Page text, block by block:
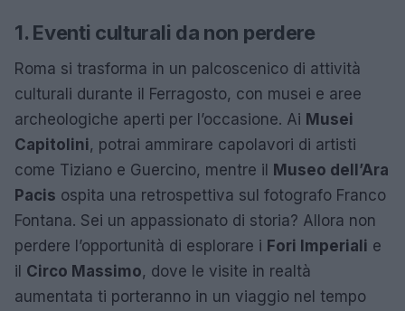
1. Eventi culturali da non perdere
Roma si trasforma in un palcoscenico di attività
culturali durante il Ferragosto, con musei e aree
archeologiche aperti per l’occasione. Ai Musei
Capitolini, potrai ammirare capolavori di artisti
come Tiziano e Guercino, mentre il Museo dell’Ara
Pacis ospita una retrospettiva sul fotografo Franco
Fontana. Sei un appassionato di storia? Allora non
perdere l’opportunità di esplorare i Fori Imperiali e
il Circo Massimo, dove le visite in realtà
aumentata ti porteranno in un viaggio nel tempo